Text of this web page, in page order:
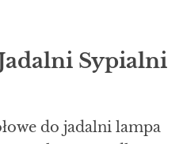
Sypialni
do jadalni lampa